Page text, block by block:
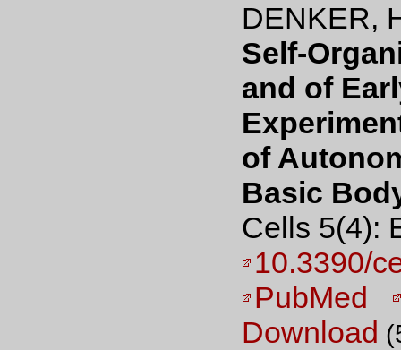
DENKER,
Self-
and of
of
Basic
Cells 5(4):
10.3390/
PubMed
Download